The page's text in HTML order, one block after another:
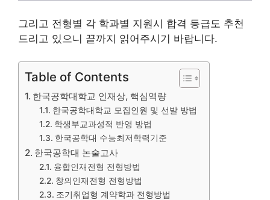
그리고 전형별 각 학과별 지원시 합격 등급도 추천
드리고 있으니 끝까지 읽어주시기 바랍니다.
Table of Contents
한국공학대학교 인재상, 핵심역량
한국공학대학교 모집인원 및 선발 방법
학생부교과성적 반영 방법
한국공학대 수능최저학력기준
한국공학대 논술고사
융합인재전형 전형방법
창의인재전형 전형방법
조기취업형 계약학과 전형방법